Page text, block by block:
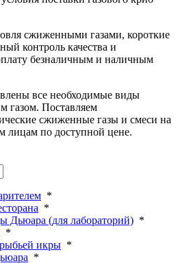
сжиженными газами, короткие
контроль качества и
безналичным и наличным
все необходимые виды
газом. Поставляем
сжиженные газы и смеси на
лицам по доступной цене.
*
*
Дьюара (для лабораторий) *
*
икры *
*